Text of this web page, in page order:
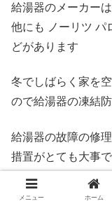
給湯器のメーカー
他にも ノーリツ パ
どがあります
冬でしばらく家を
ので給湯器の凍結
給湯器の故障の修
措置がとても大事で
少し時間的に余裕
メニュー ホーム